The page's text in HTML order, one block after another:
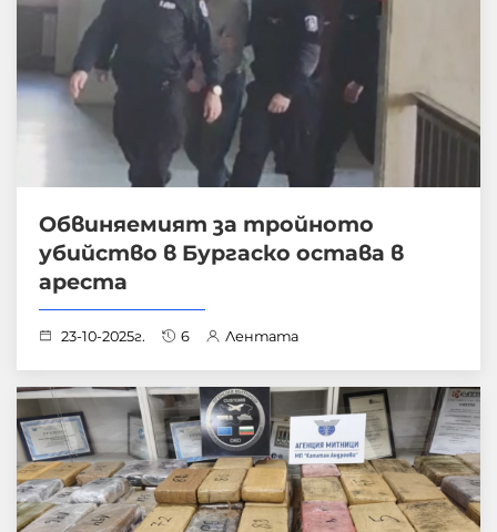
Обвиняемият за тройното
убийство в Бургаско остава в
ареста
23-10-2025г. 6 Лентата